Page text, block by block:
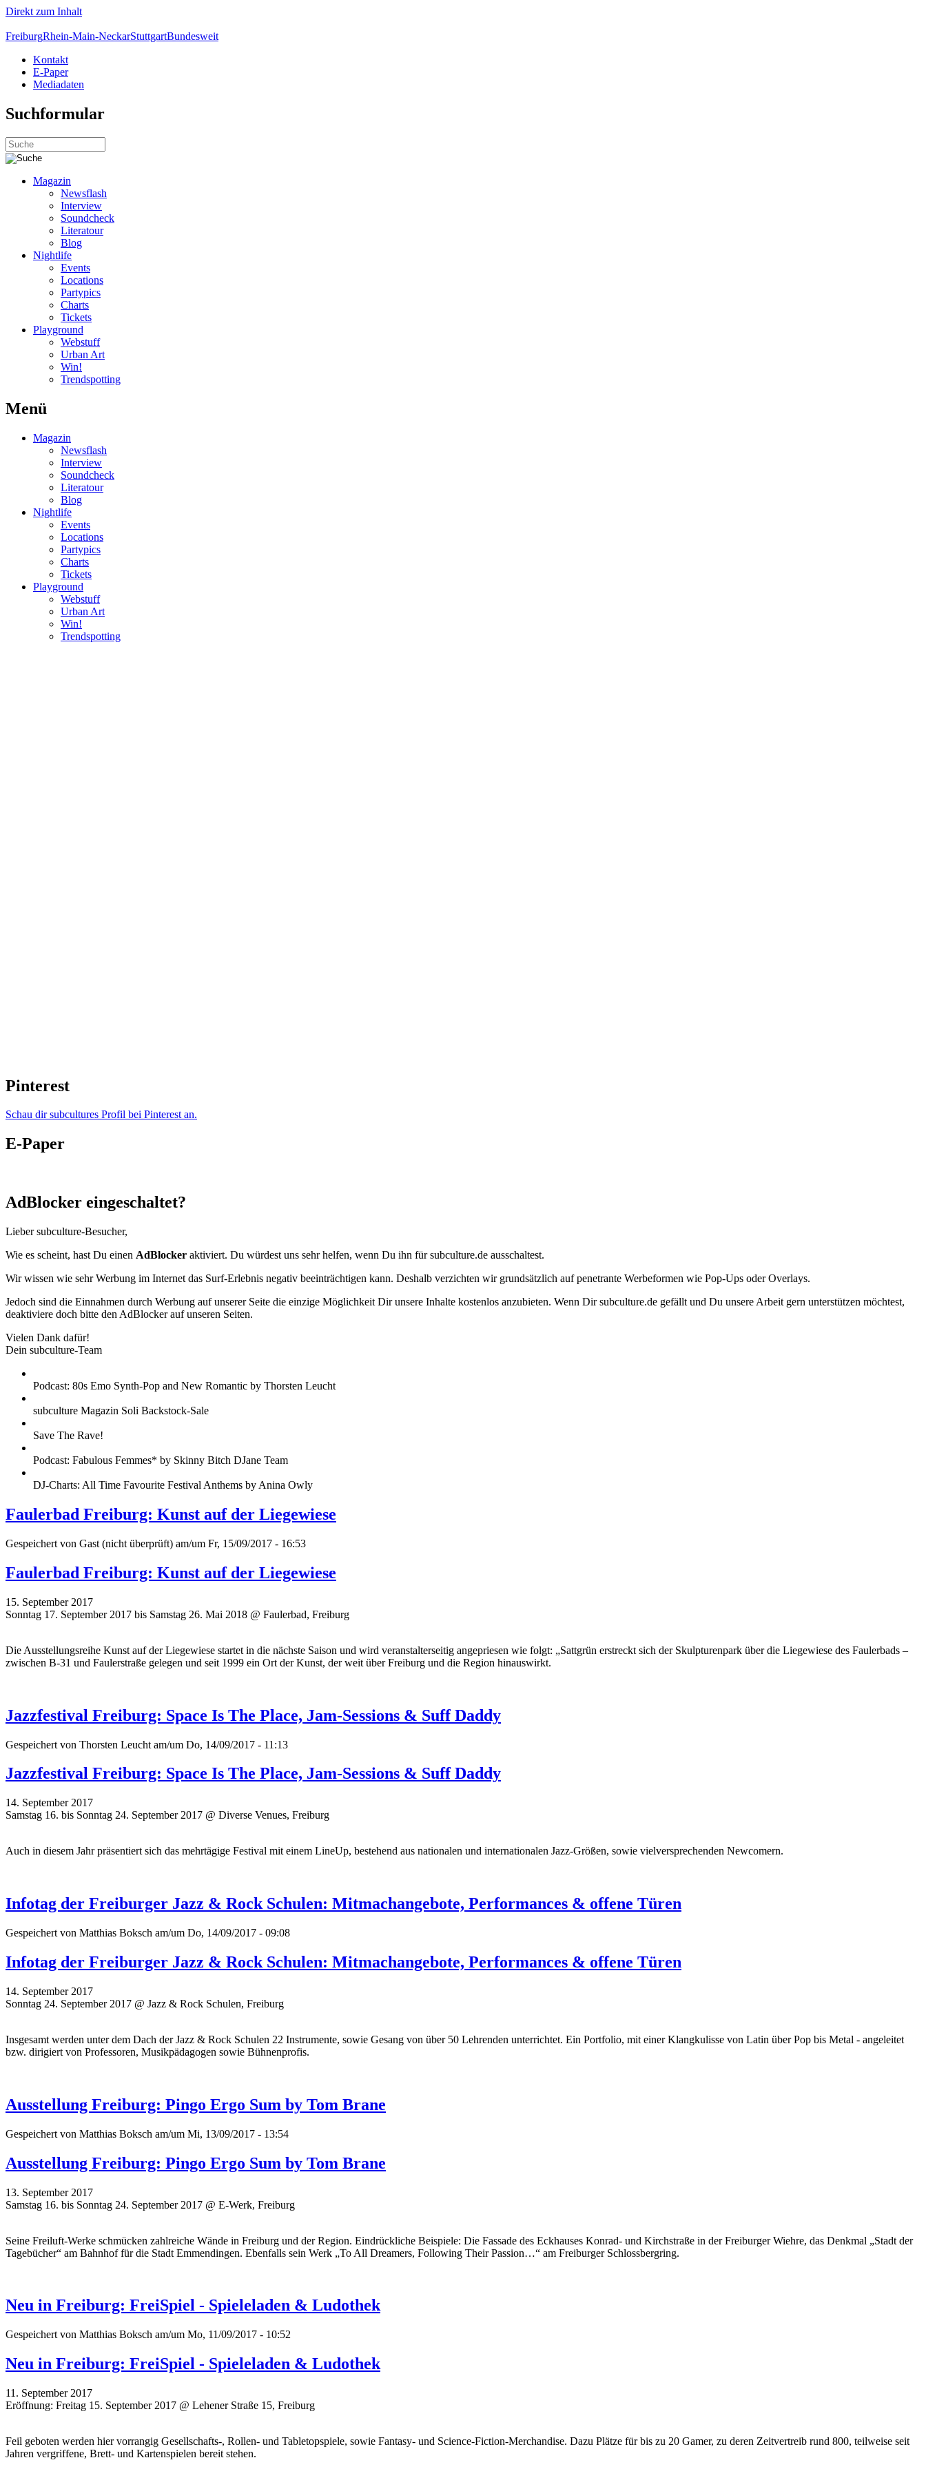
Direkt zum Inhalt
FreiburgRhein-Main-NeckarStuttgartBundesweit
Kontakt
E-Paper
Mediadaten
Suchformular
Magazin
Newsflash
Interview
Soundcheck
Literatour
Blog
Nightlife
Events
Locations
Partypics
Charts
Tickets
Playground
Webstuff
Urban Art
Win!
Trendspotting
Menü
Magazin
Newsflash
Interview
Soundcheck
Literatour
Blog
Nightlife
Events
Locations
Partypics
Charts
Tickets
Playground
Webstuff
Urban Art
Win!
Trendspotting
Pinterest
Schau dir subcultures Profil bei Pinterest an.
E-Paper
AdBlocker eingeschaltet?
Lieber subculture-Besucher,
Wie es scheint, hast Du einen AdBlocker aktiviert. Du würdest uns sehr helfen, wenn Du ihn für subculture.de ausschaltest.
Wir wissen wie sehr Werbung im Internet das Surf-Erlebnis negativ beeinträchtigen kann. Deshalb verzichten wir grundsätzlich auf penetrante Werbeformen wie Pop-Ups oder Overlays.
Jedoch sind die Einnahmen durch Werbung auf unserer Seite die einzige Möglichkeit Dir unsere Inhalte kostenlos anzubieten. Wenn Dir subculture.de gefällt und Du unsere Arbeit gern unterstützen möchtest,
deaktiviere doch bitte den AdBlocker auf unseren Seiten.
Vielen Dank dafür!
Dein subculture-Team
Podcast: 80s Emo Synth-Pop and New Romantic by Thorsten Leucht
subculture Magazin Soli Backstock-Sale
Save The Rave!
Podcast: Fabulous Femmes* by Skinny Bitch DJane Team
DJ-Charts: All Time Favourite Festival Anthems by Anina Owly
Faulerbad Freiburg: Kunst auf der Liegewiese
Gespeichert von Gast (nicht überprüft) am/um Fr, 15/09/2017 - 16:53
Faulerbad Freiburg: Kunst auf der Liegewiese
15. September 2017
Sonntag 17. September 2017 bis Samstag 26. Mai 2018 @ Faulerbad, Freiburg
Die Ausstellungsreihe Kunst auf der Liegewiese startet in die nächste Saison und wird veranstalterseitig angepriesen wie folgt: „Sattgrün erstreckt sich der Skulpturenpark über die Liegewiese des Faulerbads –
zwischen B-31 und Faulerstraße gelegen und seit 1999 ein Ort der Kunst, der weit über Freiburg und die Region hinauswirkt.
Jazzfestival Freiburg: Space Is The Place, Jam-Sessions & Suff Daddy
Gespeichert von Thorsten Leucht am/um Do, 14/09/2017 - 11:13
Jazzfestival Freiburg: Space Is The Place, Jam-Sessions & Suff Daddy
14. September 2017
Samstag 16. bis Sonntag 24. September 2017 @ Diverse Venues, Freiburg
Auch in diesem Jahr präsentiert sich das mehrtägige Festival mit einem LineUp, bestehend aus nationalen und internationalen Jazz-Größen, sowie vielversprechenden Newcomern.
Infotag der Freiburger Jazz & Rock Schulen: Mitmachangebote, Performances & offene Türen
Gespeichert von Matthias Boksch am/um Do, 14/09/2017 - 09:08
Infotag der Freiburger Jazz & Rock Schulen: Mitmachangebote, Performances & offene Türen
14. September 2017
Sonntag 24. September 2017 @ Jazz & Rock Schulen, Freiburg
Insgesamt werden unter dem Dach der Jazz & Rock Schulen 22 Instrumente, sowie Gesang von über 50 Lehrenden unterrichtet. Ein Portfolio, mit einer Klangkulisse von Latin über Pop bis Metal - angeleitet
bzw. dirigiert von Professoren, Musikpädagogen sowie Bühnenprofis.
Ausstellung Freiburg: Pingo Ergo Sum by Tom Brane
Gespeichert von Matthias Boksch am/um Mi, 13/09/2017 - 13:54
Ausstellung Freiburg: Pingo Ergo Sum by Tom Brane
13. September 2017
Samstag 16. bis Sonntag 24. September 2017 @ E-Werk, Freiburg
Seine Freiluft-Werke schmücken zahlreiche Wände in Freiburg und der Region. Eindrückliche Beispiele: Die Fassade des Eckhauses Konrad- und Kirchstraße in der Freiburger Wiehre, das Denkmal „Stadt der
Tagebücher“ am Bahnhof für die Stadt Emmendingen. Ebenfalls sein Werk „To All Dreamers, Following Their Passion…“ am Freiburger Schlossbergring.
Neu in Freiburg: FreiSpiel - Spieleladen & Ludothek
Gespeichert von Matthias Boksch am/um Mo, 11/09/2017 - 10:52
Neu in Freiburg: FreiSpiel - Spieleladen & Ludothek
11. September 2017
Eröffnung: Freitag 15. September 2017 @ Lehener Straße 15, Freiburg
Feil geboten werden hier vorrangig Gesellschafts-, Rollen- und Tabletopspiele, sowie Fantasy- und Science-Fiction-Merchandise. Dazu Plätze für bis zu 20 Gamer, zu deren Zeitvertreib rund 800, teilweise seit
Jahren vergriffene, Brett- und Kartenspielen bereit stehen.